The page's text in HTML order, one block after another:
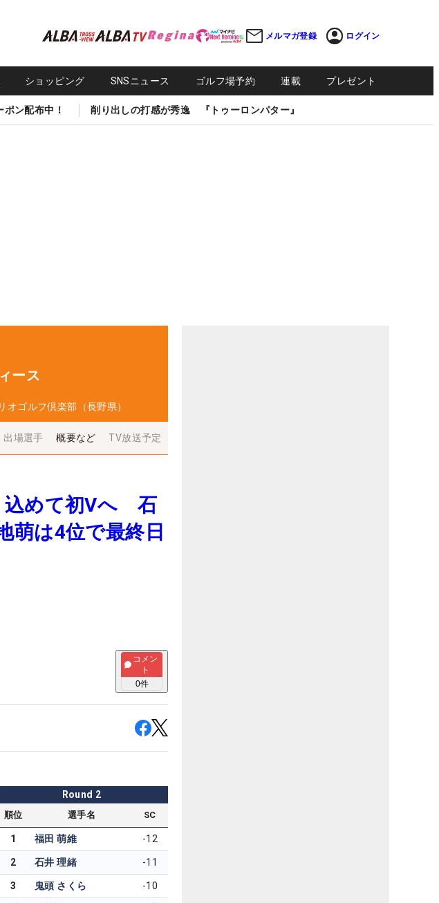
メルマガ登録 ログイン
ショッピング SNSニュース ゴルフ場予約 連載 プレゼント
ン配布中！ 削り出しの打感が秀逸 『トゥーロンパター』
ース
オゴルフ倶楽部（長野県）
出場選手 概要など TV放送予定
込めて初Vへ 石
萌は4位で最終日
コメン
ト
0件
Round 2
順位 選手名 SC
1 福田 萌維 -12
2 石井 理緒 -11
3 鬼頭 さくら -10